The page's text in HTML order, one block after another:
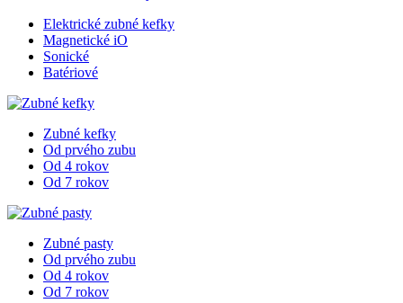
Elektrické zubné kefky
Magnetické iO
Sonické
Batériové
Zubné kefky
Od prvého zubu
Od 4 rokov
Od 7 rokov
Zubné pasty
Od prvého zubu
Od 4 rokov
Od 7 rokov